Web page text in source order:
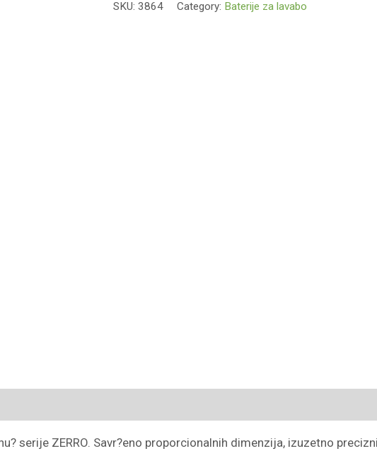
SKU:3864 Category: Baterije za lavabo
serije ZERRO. Savr?eno proporcionalnih dimenzija, izuzetno